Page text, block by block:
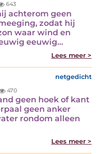
643
achterom geen
zodat hij
waar wind en
eeuwig…
Lees meer >
netgedicht
470
geen hoek of kant
geen anker
rondom alleen
Lees meer >